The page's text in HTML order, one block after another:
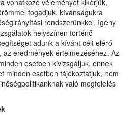
vonatkozó véleményét kikérjük,
fogadjuk, kívánságukra
rendszerünkkel. Igény
helyszínen történő
adunk a kívánt célt elérő
az eredmények értelmezéséhez. Az
esetben kivizsgáljuk, ennek
minden esetben tájékoztatjuk, nem
való megfelelés